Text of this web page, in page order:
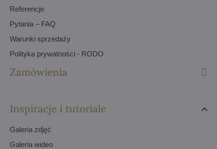
Referencje
Pytania – FAQ
Warunki sprzedaży
Polityka prywatności - RODO
Zamówienia
Inspiracje i tutoriale
Galeria zdjęć
Galeria wideo